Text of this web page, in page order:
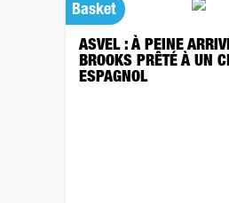
Basket
ASVEL : À PEINE
BROOKS PRÊTÉ À UN
ESPAGNOL